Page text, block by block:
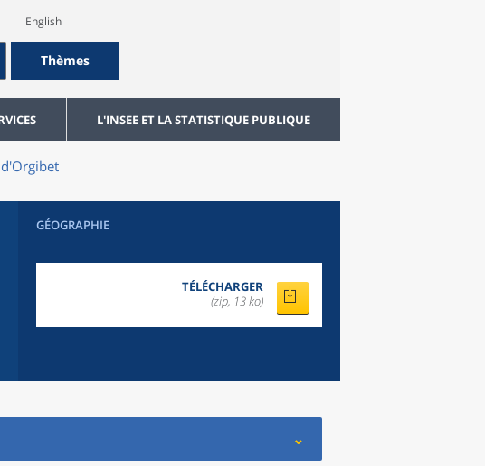
English
Thèmes
L'INSEE ET LA STATISTIQUE PUBLIQUE
d'Orgibet
GÉOGRAPHIE
TÉLÉCHARGER
(zip, 13 ko)